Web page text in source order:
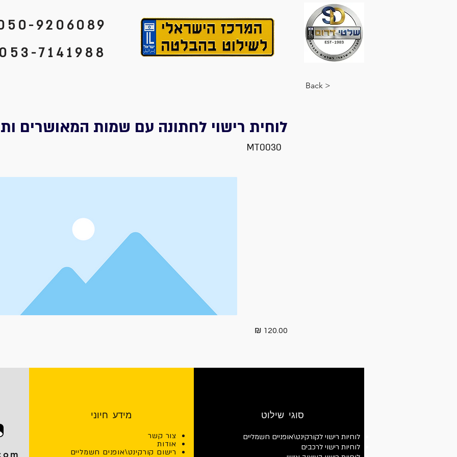
9206089
7141988
< Back
לוחית רישוי לחתונה עם שמות המאושרים
MT0030
120.00 ₪
מידע חיוני
צור קשר
אודות
רישום קורקינט\אופנים חשמליים
סוגי שילוט
לוחיות רישוי לקורקינט\אופניים חשמליים
לוחיות רישוי לרכבים